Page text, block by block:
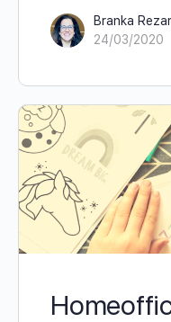
Branka
24/03/2020